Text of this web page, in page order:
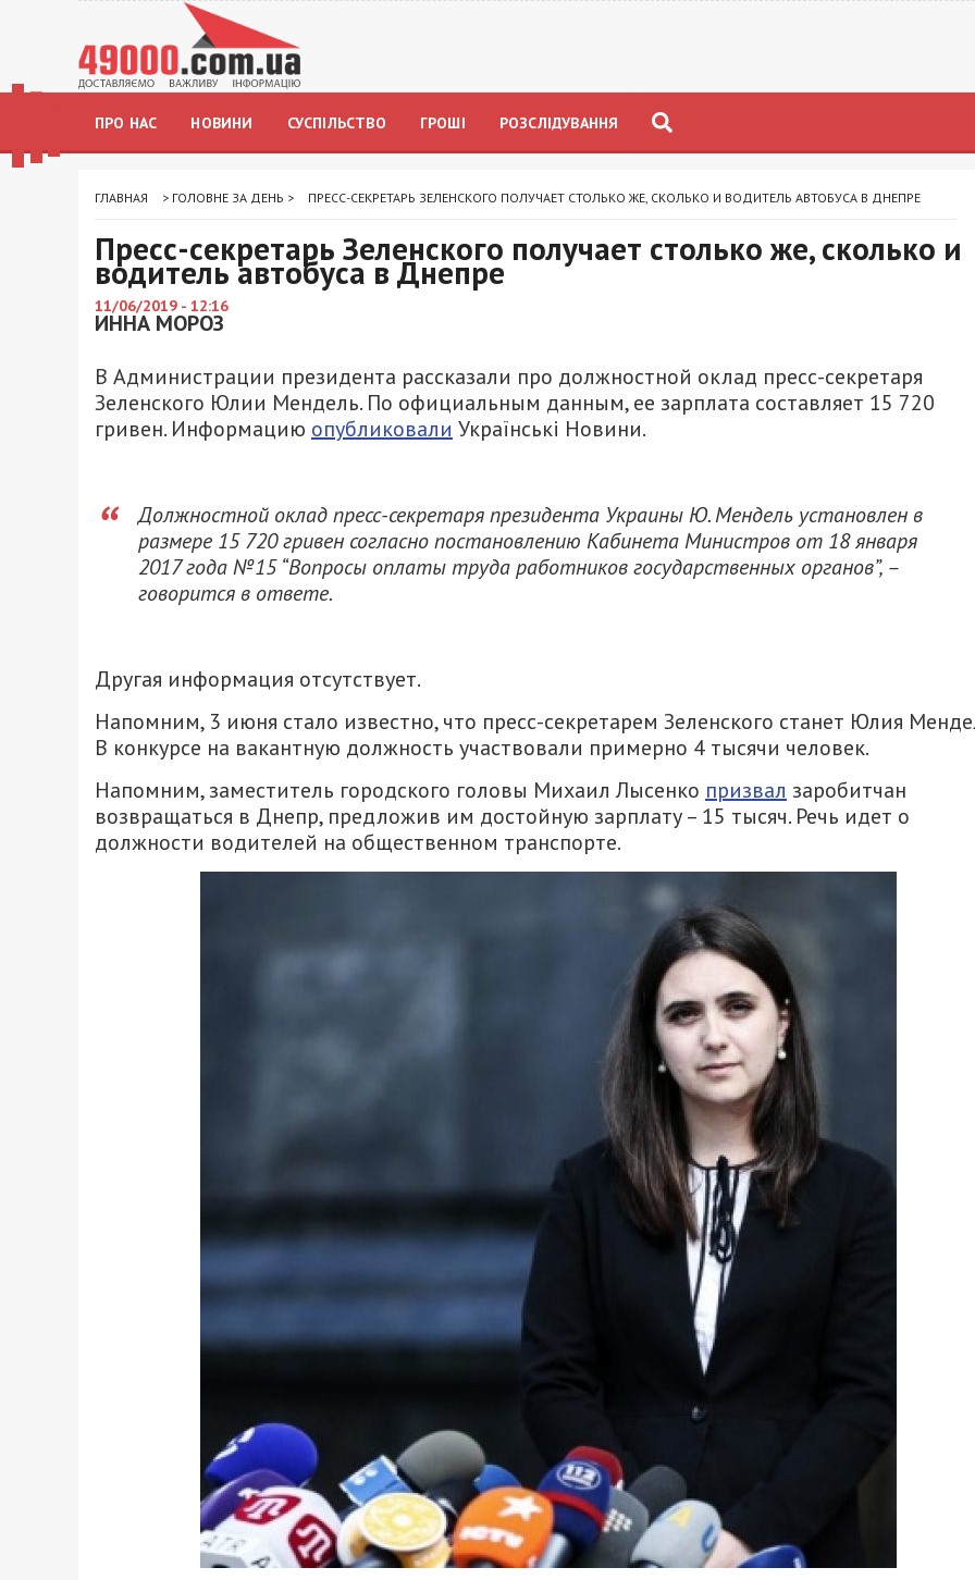
ПРО НАС НОВИНИ СУСПІЛЬСТВО ГРОШІ РОЗСЛІДУВАННЯ
ГЛАВНАЯ > ГОЛОВНЕ ЗА ДЕНЬ > ПРЕСС-СЕКРЕТАРЬ ЗЕЛЕНСКОГО ПОЛУЧАЕТ СТОЛЬКО ЖЕ, СКОЛЬКО И ВОДИТЕЛЬ АВТОБУСА В ДНЕПРЕ
Пресс-секретарь Зеленского получает столько же, сколько и
водитель автобуса в Днепре
11/06/2019 - 12:16
ИННА МОРОЗ
В Администрации президента рассказали про должностной оклад пресс-секретаря
Зеленского Юлии Мендель. По официальным данным, ее зарплата составляет 15 720
гривен. Информацию опубликовали Українські Новини.
Должностной оклад пресс-секретаря президента Украины Ю. Мендель установлен в
размере 15 720 гривен согласно постановлению Кабинета Министров от 18 января
2017 года №15 “Вопросы оплаты труда работников государственных органов”, –
говорится в ответе.
Другая информация отсутствует.
Напомним, 3 июня стало известно, что пресс-секретарем Зеленского станет Юлия
В конкурсе на вакантную должность участвовали примерно 4 тысячи человек.
Напомним, заместитель городского головы Михаил Лысенко призвал заробитчан
возвращаться в Днепр, предложив им достойную зарплату – 15 тысяч. Речь идет о
должности водителей на общественном транспорте.